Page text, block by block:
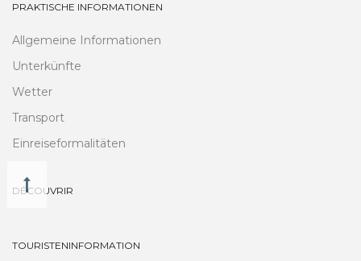
PRAKTISCHE INFORMATIONEN
Allgemeine Informationen
Unterkünfte
Wetter
Transport
Einreiseformalitäten
DÉCOUVRIR
TOURISTENINFORMATION